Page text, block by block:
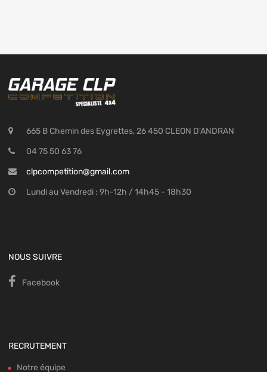
665 B Chemin des Eygrettes, 26 450 CLEON D'ANDRAN
04 75 50 63 76
clpcompetition@gmail.com
Lundi au Vendredi : 9h-12h / 14h45 - 18h30
NOUS SUIVRE
Facebook
RECRUTEMENT
Notre équipe